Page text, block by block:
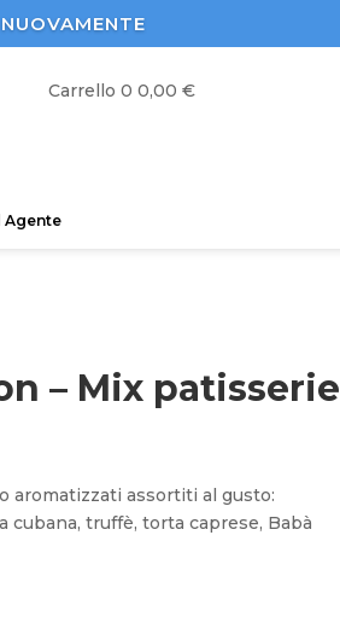
Carrello 0 0,00 €
Agente
– Mix patisserie
aromatizzati assortiti al gusto:
cubana, truffè, torta caprese, Babà